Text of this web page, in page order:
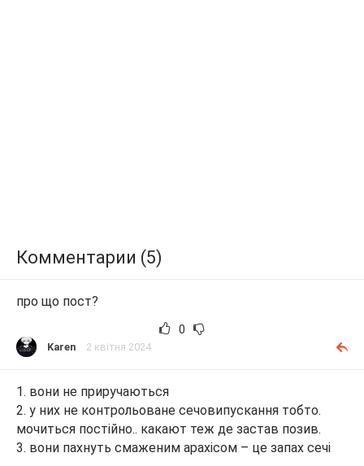
Комментарии (5)
про що пост?
0
Karen 2 квітня 2024
1. вони не приручаються
2. у них не контрольоване сечовипускання тобто.
мочиться постійно.. какают теж де застав позив.
3. вони пахнуть смаженим арахісом – це запах сечі